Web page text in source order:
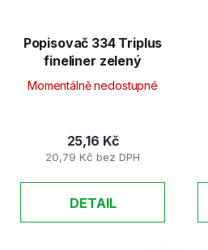
Popisovač 334 Triplus
fineliner zelený
Momentálně nedostupné
20,79 Kč bez DPH
25,16 Kč
DETAIL